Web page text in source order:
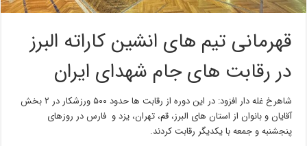
قهرمانی تیم های انشین کاراته البرز
در رقابت های جام شهدای ایران
شاهرخ غله دار افزود: در این دوره از رقابت ها حدود ۵۰۰ ورزشکار در ۲ بخش
آقایان و بانوان از استان های البرز، قم‌، تهران، یزد و فارس در روزهای
پنجشنبه و جمعه با یکدیگر رقابت کردند.